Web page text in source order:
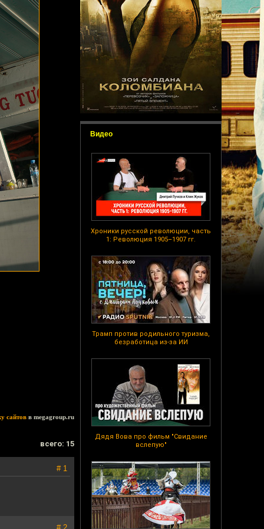
Видео
Хроники русской революции, часть
1: Революция 1905–1907 гг.
Трамп против родильного туризма,
безработица из-за ИИ
Дядя Вова про фильм "Свидание
вслепую"
сайтов в megagroup.ru
всего: 15
# 1